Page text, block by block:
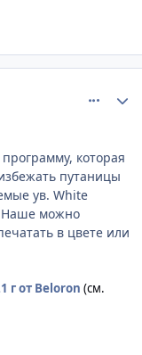
которая
путаницы
ув. White
Наше можно
в цвете или
гот Beloron (см.